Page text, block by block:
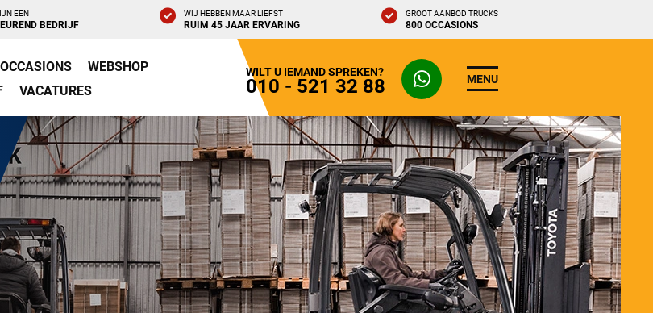
EEN
BEDRIJF
WIJ HEBBEN MAAR LIEFST
RUIM 45 JAAR ERVARING
GROOT AANBOD TRUCKS
800 OCCASIONS
OCCASIONS
WEBSHOP
VACATURES
WILT U IEMAND SPREKEN?
010 - 521 32 88 MENU